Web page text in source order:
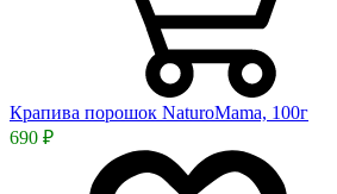
Крапива порошок NaturoMama, 100г
690 ₽